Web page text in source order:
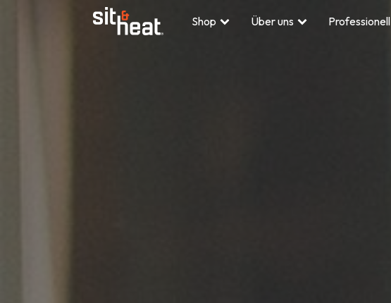
Shop Über uns Professionell